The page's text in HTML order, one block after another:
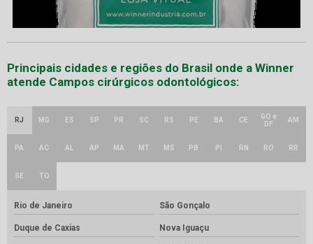
Principais cidades e regiões do Brasil onde a Winner
atende Campos cirúrgicos odontológicos:
RJ MG ES SP PR SC RS PE BA CE
GO e
DF
AM
PA AC AL AP MA MT MS PB PI RN RO RR
SE TO
Rio de Janeiro São Gonçalo
Duque de Caxias Nova Iguaçu